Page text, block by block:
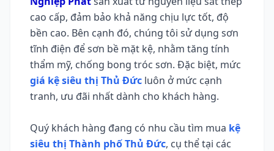
cao cấp, đảm bảo khả năng chịu lực tốt, độ
bền cao. Bên cạnh đó, chúng tôi sử dụng sơn
tĩnh điện để sơn bề mặt kệ, nhằm tăng tính
thẩm mỹ, chống bong tróc sơn. Đặc biệt, mức
giá kệ siêu thị Thủ Đức luôn ở mức cạnh
tranh, ưu đãi nhất dành cho khách hàng.
Quý khách hàng đang có nhu cầu tìm mua kệ
siêu thị Thành phố Thủ Đức, cụ thể tại các